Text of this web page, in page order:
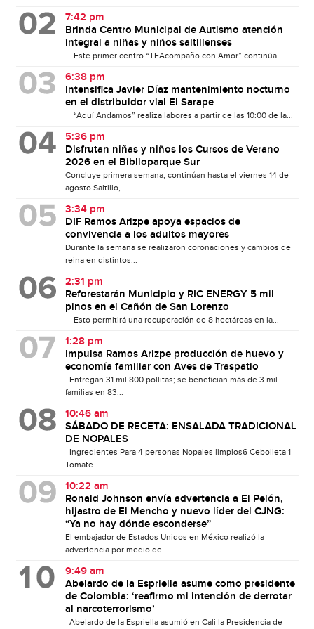
7:42 pm
Brinda Centro Municipal de Autismo atención
integral a niñas y niños saltillenses
Este primer centro “TEAcompaño con Amor” continúa...
6:38 pm
Intensifica Javier Díaz mantenimiento nocturno
en el distribuidor vial El Sarape
“Aquí Andamos” realiza labores a partir de las 10:00 de la...
5:36 pm
Disfrutan niñas y niños los Cursos de Verano
2026 en el Biblioparque Sur
Concluye primera semana, continúan hasta el viernes 14 de
agosto Saltillo,...
3:34 pm
DIF Ramos Arizpe apoya espacios de
convivencia a los adultos mayores
Durante la semana se realizaron coronaciones y cambios de
reina en distintos...
2:31 pm
Reforestarán Municipio y RIC ENERGY 5 mil
pinos en el Cañón de San Lorenzo
Esto permitirá una recuperación de 8 hectáreas en la...
1:28 pm
Impulsa Ramos Arizpe producción de huevo y
economía familiar con Aves de Traspatio
Entregan 31 mil 800 pollitas; se benefician más de 3 mil
familias en 83...
10:46 am
SÁBADO DE RECETA: ENSALADA TRADICIONAL
DE NOPALES
Ingredientes Para 4 personas Nopales limpios6 Cebolleta 1
Tomate...
10:22 am
Ronald Johnson envía advertencia a El Pelón,
hijastro de El Mencho y nuevo líder del CJNG:
“Ya no hay dónde esconderse”
El embajador de Estados Unidos en México realizó la
advertencia por medio de...
9:49 am
Abelardo de la Espriella asume como presidente
de Colombia: ‘reafirmo mi intención de derrotar
al narcoterrorismo’
Abelardo de la Espriella asumió en Cali la Presidencia de